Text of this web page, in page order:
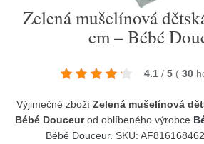
Zelená mušelínová
cm – Bébé
4.1 / 5 ( 30
Výjimečné zboží Zelená mušelínová
Bébé Douceurod oblíbeného výrobce
Bébé Douceur. SKU: AF816168462